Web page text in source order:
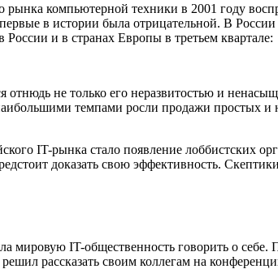
рынка компьютерной техники в 2001 году
в истории была отрицательной. В
и в странах Европы в третьем квартале:
отнюдь не только его неразвитостью и
темпами росли продажи простых и
IT-рынка стало появление
доказать свою эффективность.
мировую IT-общественность говорить о
рассказать своим коллегам на